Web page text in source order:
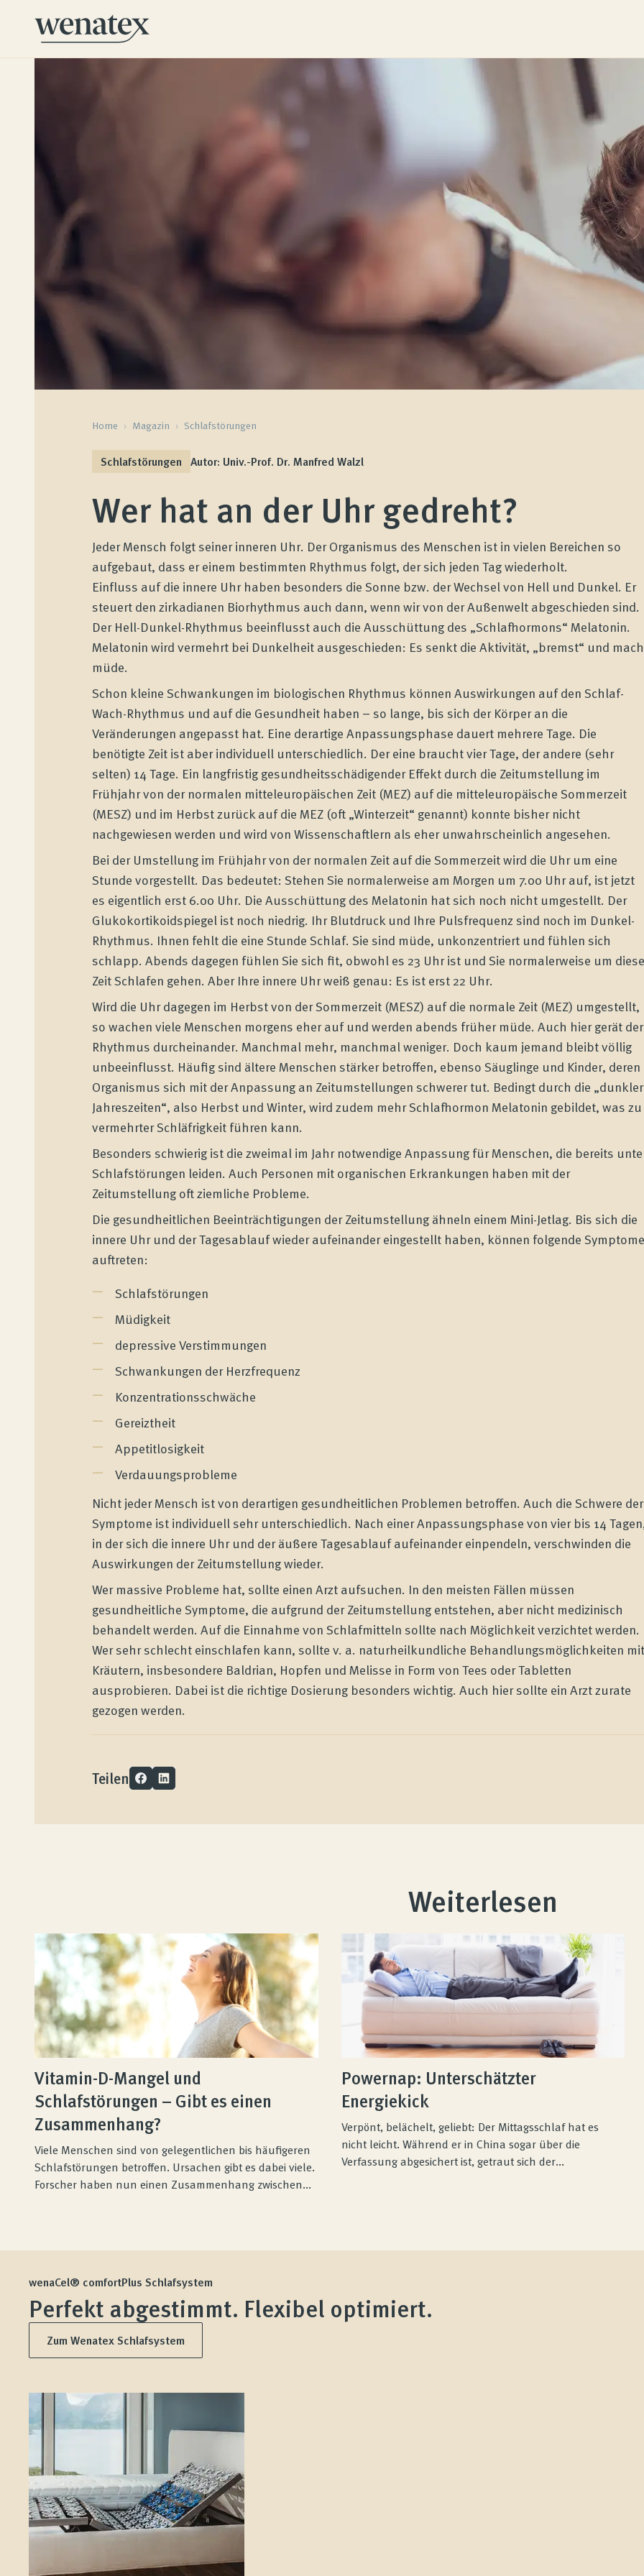
Wenatex Schlafberatung
Produktberatung zu Hause, im Store oder
Qualität und Garantie
Kundenbewertungen
Produktberatung
Unternehmen
Home › Magazin › Schlafstörungen
Schlafstörungen Autor: Univ.-Prof. Dr. Manfred Walzl
Wer hat an der Uhr gedreht?
Jeder Mensch folgt seiner inneren Uhr. Der Organismus des Menschen ist in vielen Bereichen so
aufgebaut, dass er einem bestimmten Rhythmus folgt, der sich jeden Tag wiederholt.
Einfluss auf die innere Uhr haben besonders die Sonne bzw. der Wechsel von Hell und Dunkel. Er
steuert den zirkadianen Biorhythmus auch dann, wenn wir von der Außenwelt abgeschieden sind.
Der Hell-Dunkel-Rhythmus beeinflusst auch die Ausschüttung des „Schlafhormons“ Melatonin.
Melatonin wird vermehrt bei Dunkelheit ausgeschieden: Es senkt die Aktivität, „bremst“ und
müde.
Schon kleine Schwankungen im biologischen Rhythmus können Auswirkungen auf den Schlaf-
Wach-Rhythmus und auf die Gesundheit haben – so lange, bis sich der Körper an die
Veränderungen angepasst hat. Eine derartige Anpassungsphase dauert mehrere Tage. Die
benötigte Zeit ist aber individuell unterschiedlich. Der eine braucht vier Tage, der andere (sehr
selten) 14 Tage. Ein langfristig gesundheitsschädigender Effekt durch die Zeitumstellung im
Frühjahr von der normalen mitteleuropäischen Zeit (MEZ) auf die mitteleuropäische Sommerzeit
(MESZ) und im Herbst zurück auf die MEZ (oft „Winterzeit“ genannt) konnte bisher nicht
nachgewiesen werden und wird von Wissenschaftlern als eher unwahrscheinlich angesehen.
Bei der Umstellung im Frühjahr von der normalen Zeit auf die Sommerzeit wird die Uhr um eine
Stunde vorgestellt. Das bedeutet: Stehen Sie normalerweise am Morgen um 7.00 Uhr auf, ist jetzt
es eigentlich erst 6.00 Uhr. Die Ausschüttung des Melatonin hat sich noch nicht umgestellt. Der
Glukokortikoidspiegel ist noch niedrig. Ihr Blutdruck und Ihre Pulsfrequenz sind noch im Dunkel-
Rhythmus. Ihnen fehlt die eine Stunde Schlaf. Sie sind müde, unkonzentriert und fühlen sich
schlapp. Abends dagegen fühlen Sie sich fit, obwohl es 23 Uhr ist und Sie normalerweise um diese
Zeit Schlafen gehen. Aber Ihre innere Uhr weiß genau: Es ist erst 22 Uhr.
Wird die Uhr dagegen im Herbst von der Sommerzeit (MESZ) auf die normale Zeit (MEZ) umgestellt,
so wachen viele Menschen morgens eher auf und werden abends früher müde. Auch hier gerät der
Rhythmus durcheinander. Manchmal mehr, manchmal weniger. Doch kaum jemand bleibt völlig
unbeeinflusst. Häufig sind ältere Menschen stärker betroffen, ebenso Säuglinge und Kinder, deren
Organismus sich mit der Anpassung an Zeitumstellungen schwerer tut. Bedingt durch die
Jahreszeiten“, also Herbst und Winter, wird zudem mehr Schlafhormon Melatonin gebildet, was zu
vermehrter Schläfrigkeit führen kann.
Besonders schwierig ist die zweimal im Jahr notwendige Anpassung für Menschen, die bereits
Schlafstörungen leiden. Auch Personen mit organischen Erkrankungen haben mit der
Zeitumstellung oft ziemliche Probleme.
Die gesundheitlichen Beeinträchtigungen der Zeitumstellung ähneln einem Mini-Jetlag. Bis sich die
innere Uhr und der Tagesablauf wieder aufeinander eingestellt haben, können folgende Symptome
auftreten:
Schlafstörungen
Müdigkeit
depressive Verstimmungen
Schwankungen der Herzfrequenz
Konzentrationsschwäche
Gereiztheit
Appetitlosigkeit
Verdauungsprobleme
Nicht jeder Mensch ist von derartigen gesundheitlichen Problemen betroffen. Auch die Schwere der
Symptome ist individuell sehr unterschiedlich. Nach einer Anpassungsphase von vier bis 14
in der sich die innere Uhr und der äußere Tagesablauf aufeinander einpendeln, verschwinden die
Auswirkungen der Zeitumstellung wieder.
Wer massive Probleme hat, sollte einen Arzt aufsuchen. In den meisten Fällen müssen
gesundheitliche Symptome, die aufgrund der Zeitumstellung entstehen, aber nicht medizinisch
behandelt werden. Auf die Einnahme von Schlafmitteln sollte nach Möglichkeit verzichtet werden.
Wer sehr schlecht einschlafen kann, sollte v. a. naturheilkundliche Behandlungsmöglichkeiten mit
Kräutern, insbesondere Baldrian, Hopfen und Melisse in Form von Tees oder Tabletten
ausprobieren. Dabei ist die richtige Dosierung besonders wichtig. Auch hier sollte ein Arzt zurate
gezogen werden.
Teilen
Weiterlesen
Vitamin-D-Mangel und
Schlafstörungen – Gibt es einen
Zusammenhang?
Viele Menschen sind von gelegentlichen bis häufigeren
Schlafstörungen betroffen. Ursachen gibt es dabei viele.
Forscher haben nun einen Zusammenhang zwischen...
Powernap: Unterschätzter
Energiekick
Verpönt, belächelt, geliebt: Der Mittagsschlaf hat es
nicht leicht. Während er in China sogar über die
Verfassung abgesichert ist, getraut sich der...
wenaCel® comfortPlus Schlafsystem
Perfekt abgestimmt. Flexibel optimiert.
Zum Wenatex Schlafsystem